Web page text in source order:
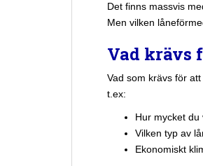
Det finns massvis
Men vilken
Vad krävs
Vad som krävs för
t.ex:
Hur mycket du
Vilken typ av
Ekonomiskt